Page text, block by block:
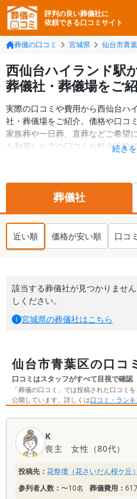
評判の良い葬儀社に
依頼できる口コミサイト
葬儀の口コミ 宮城県 仙台市青
西仙台ハイランド駅
葬儀社・葬儀場をご紹
実際の口コミや費用から西仙台ハ
社・葬儀場をご紹介。価格や口コ
家族葬や一日葬、直葬などご希望
を利用した方の口コミや料金比較
付金についての情報も掲載して
早朝でも対応可能です。
続き
葬儀社
近い順 価格が安い順 口コ
該当する葬儀社が見つかりませ
しください。
宮城県の葬儀社はこちら
仙台市青葉区の口コ
口コミはスタッフがすべて目視で確認
「葬儀の口コミ」では投稿された口コミ
公開しています。詳しくは口コミ・ラン
K
喪主
女性 （80代）
投稿先： 花祭壇（花さいだん桜ケ丘）
参列者人数： 〜10名 葬儀費用： 61